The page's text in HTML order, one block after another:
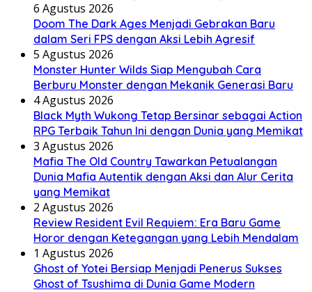
6 Agustus 2026
Doom The Dark Ages Menjadi Gebrakan Baru
dalam Seri FPS dengan Aksi Lebih Agresif
5 Agustus 2026
Monster Hunter Wilds Siap Mengubah Cara
Berburu Monster dengan Mekanik Generasi Baru
4 Agustus 2026
Black Myth Wukong Tetap Bersinar sebagai Action
RPG Terbaik Tahun Ini dengan Dunia yang Memikat
3 Agustus 2026
Mafia The Old Country Tawarkan Petualangan
Dunia Mafia Autentik dengan Aksi dan Alur Cerita
yang Memikat
2 Agustus 2026
Review Resident Evil Requiem: Era Baru Game
Horor dengan Ketegangan yang Lebih Mendalam
1 Agustus 2026
Ghost of Yotei Bersiap Menjadi Penerus Sukses
Ghost of Tsushima di Dunia Game Modern